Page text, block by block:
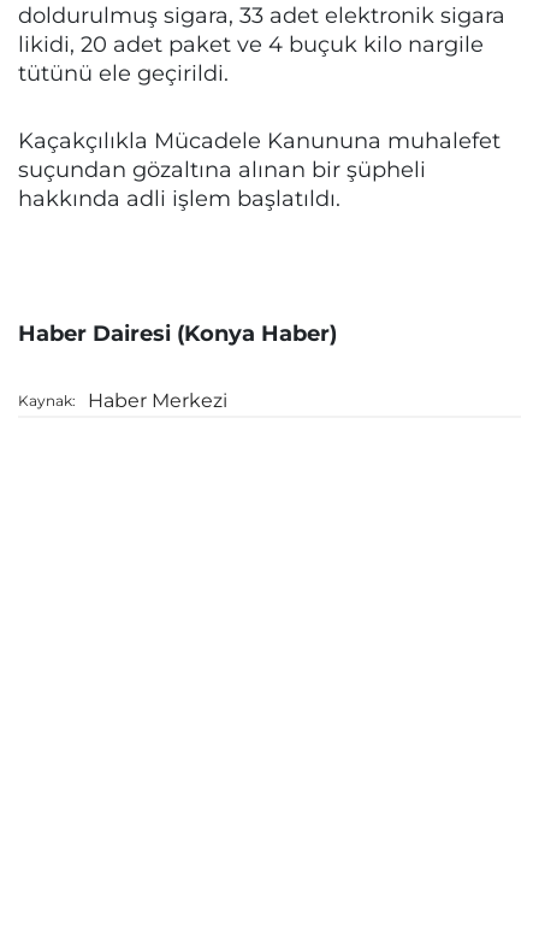
doldurulmuş sigara, 33 adet elektronik sigara
likidi, 20 adet paket ve 4 buçuk kilo nargile
tütünü ele geçirildi.
Kaçakçılıkla Mücadele Kanununa muhalefet
suçundan gözaltına alınan bir şüpheli
hakkında adli işlem başlatıldı.
Haber Dairesi (Konya Haber)
Kaynak: Haber Merkezi